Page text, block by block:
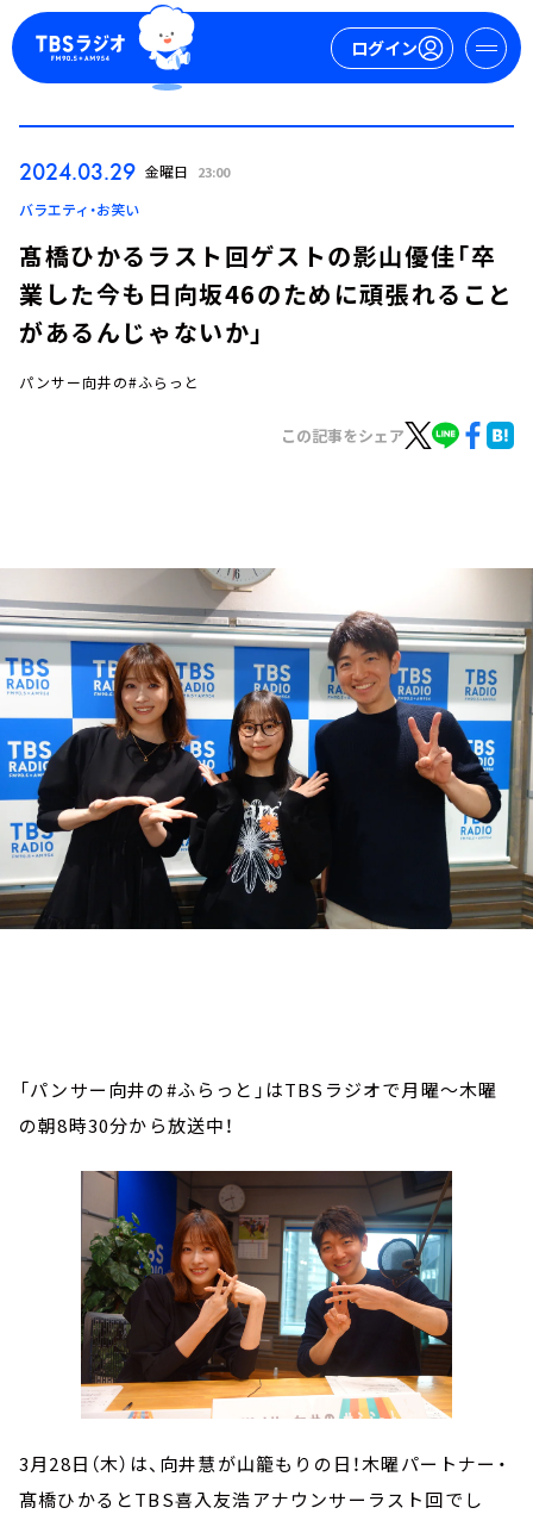
ログイン
ログイン
イベント・グッズ
YouTube
会社情報
2024.03.29 金曜日 23:00
バラエティ・お笑い
髙橋ひかるラスト回ゲストの影山優佳「卒
業した今も日向坂46のために頑張れること
があるんじゃないか」
パンサー向井の#ふらっと
この記事をシェア
「パンサー向井の#ふらっと」はTBSラジオで月曜～木曜
の朝8時30分から放送中！
3月28日（木）は、向井慧が山籠もりの日！木曜パートナー・
髙橋ひかるとTBS喜入友浩アナウンサーラスト回でし